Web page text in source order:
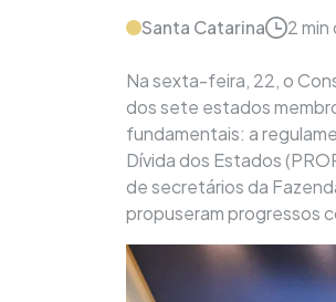
07/04/2025
Santa Catarina 2min
Na sexta-feira, 22, o
dos sete estados
fundamentais: a
Dívida dos Estados
de secretários da
propuseram progressos